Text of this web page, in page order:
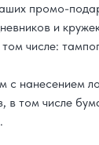
промо-
и
числе:
нанесением
в том числе